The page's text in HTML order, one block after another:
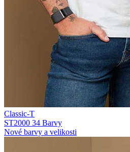
Classic-T
ST2000 34 Barvy
Nové barvy a velikosti